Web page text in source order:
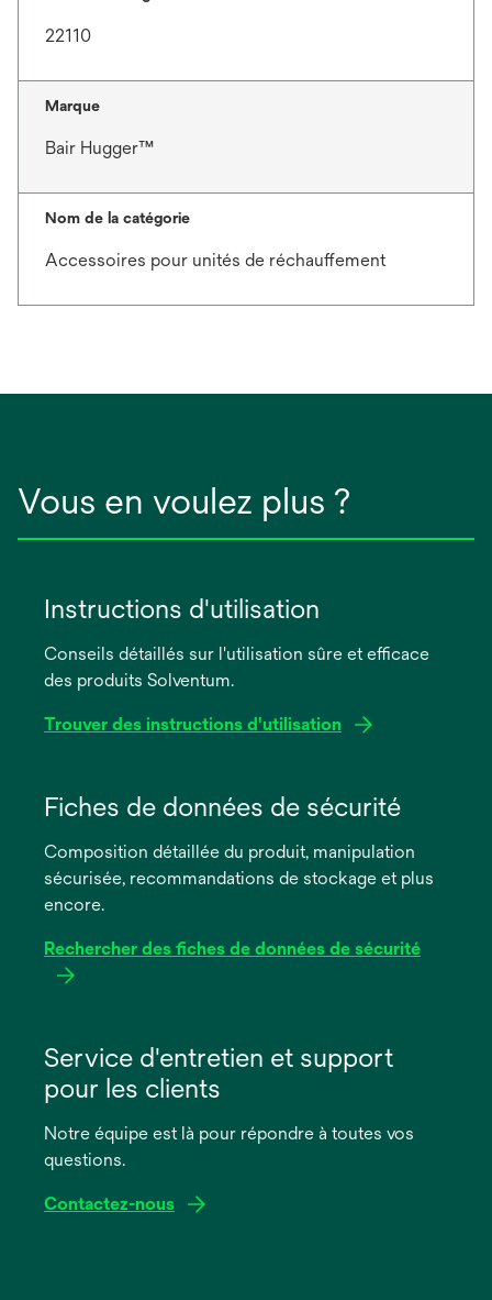
22110
Marque
Bair Hugger™
Nom de la catégorie
Accessoires pour unités de réchauffement
Vous en voulez plus ?
Instructions d'utilisation
Conseils détaillés sur l'utilisation sûre et efficace
des produits Solventum.
Trouver des instructions d'utilisation
dans
nouvel
onglet
Fiches de données de sécurité
Composition détaillée du produit, manipulation
sécurisée, recommandations de stockage et plus
encore.
Rechercher des fiches de données de sécurité
dans
nouvel
onglet
Service d'entretien et support
pour les clients
Notre équipe est là pour répondre à toutes vos
questions.
Contactez-nous